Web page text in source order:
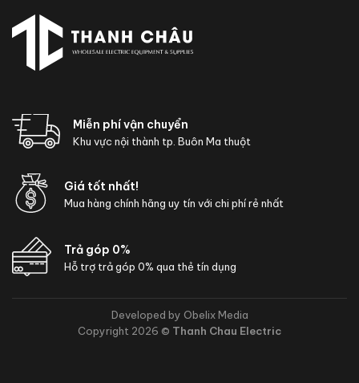
Miễn phí vận chuyển
Khu vực nội thành tp. Buôn Ma thuột
Giá tốt nhất!
Mua hàng chính hãng uy tín với chi phí rẻ nhất
Trả góp 0%
Hỗ trợ trả góp 0% qua thẻ tín dụng
Developed by Obelix Media
Copyright 2026 © Thanh Chau Electric